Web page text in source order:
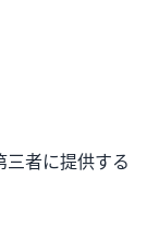
者に提供する